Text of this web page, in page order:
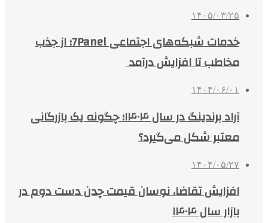
۱۴۰۵/۰۳/۲۵
خدمات شبکه‌های اجتماعی 7Panel؛ از جذب
مخاطب تا افزایش درآمد
۱۴۰۴/۰۶/۰۱
آراد برندینگ در سال ۱۴۰۴؛ چگونه یک بازرگانی
معتبر شکل می‌گیرد؟
۱۴۰۴/۰۵/۲۷
افزایش تقاضا، نوسان قیمت چدن دست دوم در
بازار سال ۱۴۰۴